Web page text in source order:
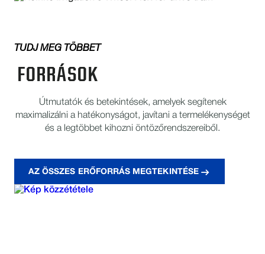
TUDJ MEG TÖBBET
FORRÁSOK
Útmutatók és betekintések, amelyek segítenek
maximalizálni a hatékonyságot, javítani a termelékenységet
és a legtöbbet kihozni öntözőrendszereiből.
AZ ÖSSZES ERŐFORRÁS MEGTEKINTÉSE